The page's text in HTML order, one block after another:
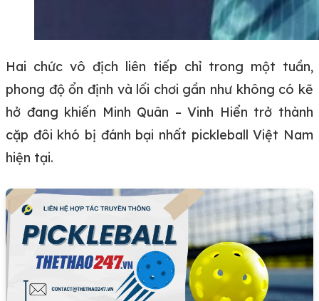
Hai chức vô địch liên tiếp chỉ trong một tuần,
phong độ ổn định và lối chơi gần như không có kẽ
hở đang khiến Minh Quân – Vinh Hiển trở thành
cặp đôi khó bị đánh bại nhất pickleball Việt Nam
hiện tại.